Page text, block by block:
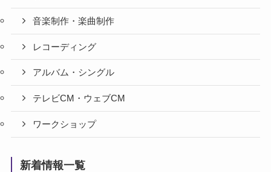
音楽制作・楽曲制作
レコーディング
アルバム・シングル
テレビCM・ウェブCM
ワークショップ
新着情報一覧